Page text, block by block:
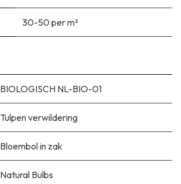
30-50 per m²
BIOLOGISCH NL-BIO-01
Tulpen verwildering
Bloembol in zak
Natural Bulbs